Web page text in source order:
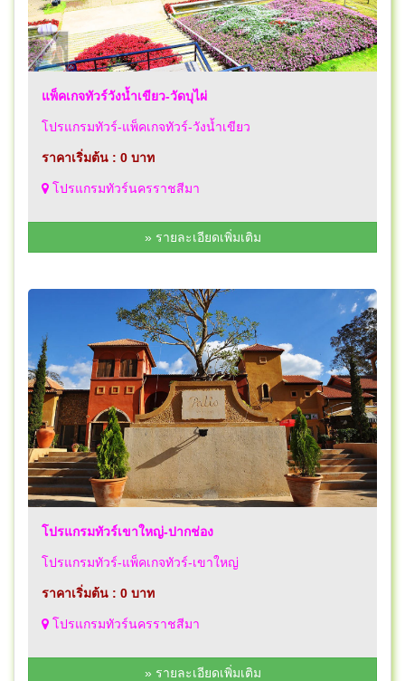
แพ็คเกจทัวร์วังน้ำเขียว-วัดบุไผ่
โปรแกรมทัวร์-แพ็คเกจทัวร์-วังน้ำเขียว
ราคาเริ่มต้น : 0 บาท
โปรแกรมทัวร์นครราชสีมา
» รายละเอียดเพิ่มเติม
โปรแกรมทัวร์เขาใหญ่-ปากช่อง
โปรแกรมทัวร์-แพ็คเกจทัวร์-เขาใหญ่
ราคาเริ่มต้น : 0 บาท
โปรแกรมทัวร์นครราชสีมา
» รายละเอียดเพิ่มเติม